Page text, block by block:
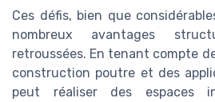
Ces défis, bien que
nombreux avantages
retroussées. En tenant compte
construction poutre et des
peut réaliser des espaces